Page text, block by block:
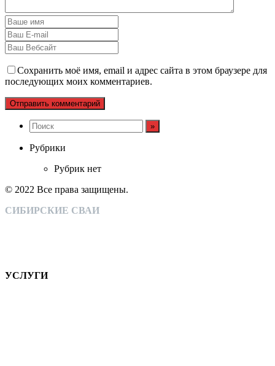
Сохранить моё имя, email и адрес сайта в этом браузере для
последующих моих комментариев.
Рубрики
Рубрик нет
© 2022 Все права защищены.
СИБИРСКИЕ СВАИ
УСЛУГИ